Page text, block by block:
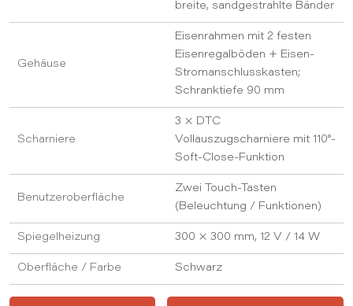
breite, sandgestrahlte Bänder
Gehäuse
Eisenrahmen mit 2 festen
Eisenregalböden + Eisen-
Stromanschlusskasten;
Schranktiefe 90 mm
Scharniere
3 × DTC
Vollauszugscharniere mit 110°-
Soft-Close-Funktion
Benutzeroberfläche
Zwei Touch-Tasten
(Beleuchtung / Funktionen)
Spiegelheizung 300 × 300 mm, 12 V / 14 W
Oberfläche / Farbe Schwarz